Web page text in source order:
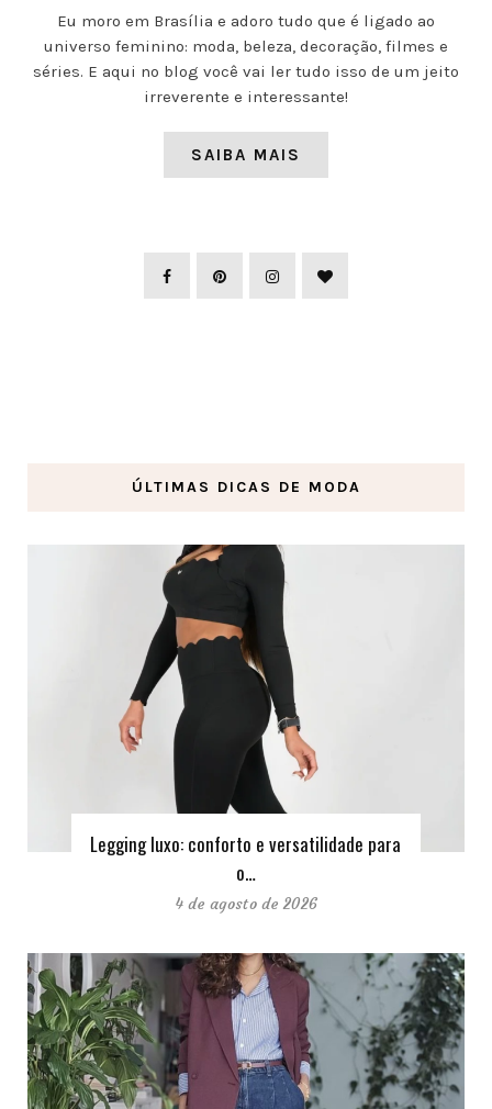
Eu moro em Brasília e adoro tudo que é ligado ao
universo feminino: moda, beleza, decoração, filmes e
séries. E aqui no blog você vai ler tudo isso de um jeito
irreverente e interessante!
SAIBA MAIS
ÚLTIMAS DICAS DE MODA
Legging luxo: conforto e versatilidade para
o…
4 de agosto de 2026